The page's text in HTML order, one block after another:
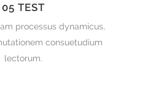
05 TEST
processus dynamicus,
consuetudium
lectorum.